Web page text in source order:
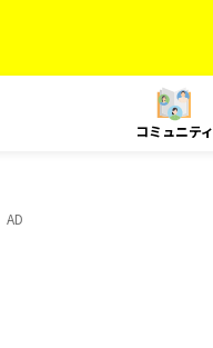
コミュニティ
AD